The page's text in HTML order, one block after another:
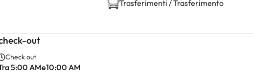
Trasferimenti / Trasferimento
out
Check out
5:00 AMe10:00 AM